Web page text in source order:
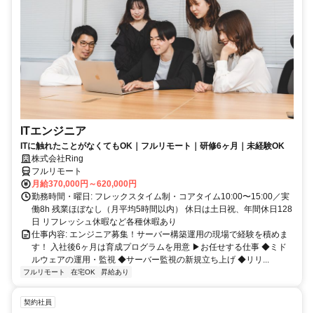
ITエンジニア
ITに触れたことがなくてもOK｜フルリモート｜研修6ヶ月｜未経験OK
株式会社Ring
フルリモート
月給370,000円～620,000円
勤務時間・曜日: フレックスタイム制・コアタイム10:00〜15:00／実
働8h 残業ほぼなし（月平均5時間以内） 休日は土日祝、年間休日128
日 リフレッシュ休暇など各種休暇あり
仕事内容: エンジニア募集！サーバー構築運用の現場で経験を積めま
す！ 入社後6ヶ月は育成プログラムを用意 ▶お任せする仕事 ◆ミド
ルウェアの運用・監視 ◆サーバー監視の新規立ち上げ ◆リリ...
フルリモート 在宅OK 昇給あり
契約社員